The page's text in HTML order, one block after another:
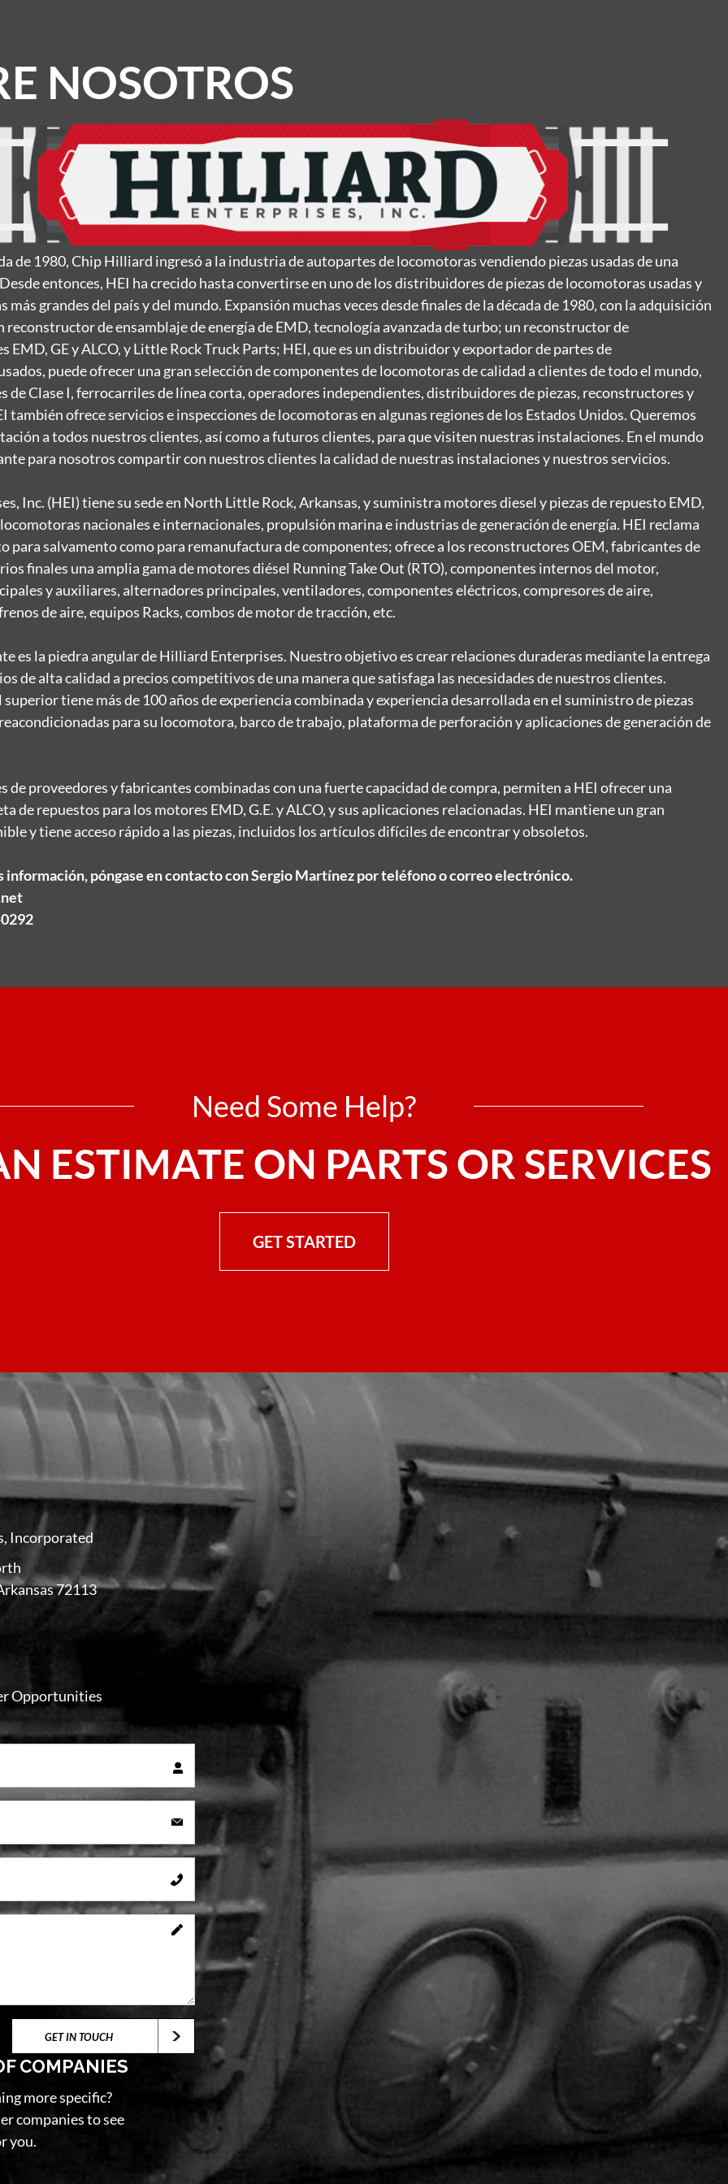
NOSOTROS
de 1980, Chip Hilliard ingresó a la industria de autopartes de locomotoras vendiendo piezas usadas de una
entonces, HEI ha crecido hasta convertirse en uno de los distribuidores de piezas de locomotoras usadas y
más grandes del país y del mundo. Expansión muchas veces desde finales de la década de 1980, con la adquisición
reconstructor de ensamblaje de energía de EMD, tecnología avanzada de turbo; un reconstructor de
EMD, GE y ALCO, y Little Rock Truck Parts; HEI, que es un distribuidor y exportador de partes de
puede ofrecer una gran selección de componentes de locomotoras de calidad a clientes de todo el mundo,
de Clase I, ferrocarriles de línea corta, operadores independientes, distribuidores de piezas, reconstructores y
también ofrece servicios e inspecciones de locomotoras en algunas regiones de los Estados Unidos. Queremos
a todos nuestros clientes, así como a futuros clientes, para que visiten nuestras instalaciones. En el mundo
para nosotros compartir con nuestros clientes la calidad de nuestras instalaciones y nuestros servicios.
Inc. (HEI) tiene su sede en North Little Rock, Arkansas, y suministra motores diesel y piezas de repuesto EMD,
locomotoras nacionales e internacionales, propulsión marina e industrias de generación de energía. HEI reclama
para salvamento como para remanufactura de componentes; ofrece a los reconstructores OEM, fabricantes de
finales una amplia gama de motores diésel Running Take Out (RTO), componentes internos del motor,
y auxiliares, alternadores principales, ventiladores, componentes eléctricos, compresores de aire,
de aire, equipos Racks, combos de motor de tracción, etc.
es la piedra angular de Hilliard Enterprises. Nuestro objetivo es crear relaciones duraderas mediante la entrega
de alta calidad a precios competitivos de una manera que satisfaga las necesidades de nuestros clientes.
tiene más de 100 años de experiencia combinada y experiencia desarrollada en el suministro de piezas
para su locomotora, barco de trabajo, plataforma de perforación y aplicaciones de generación de
de proveedores y fabricantes combinadas con una fuerte capacidad de compra, permiten a HEI ofrecer una
de repuestos para los motores EMD, G.E. y ALCO, y sus aplicaciones relacionadas. HEI mantiene un gran
y tiene acceso rápido a las piezas, incluidos los artículos difíciles de encontrar y obsoletos.
información, póngase en contacto con Sergio Martínez por teléfono o correo electrónico.
Need Some Help?
ESTIMATE ON PARTS OR SERVICES
GET STARTED
Incorporated
72113
Opportunities
GET IN TOUCH
COMPANIES
more specific?
companies to see
you.